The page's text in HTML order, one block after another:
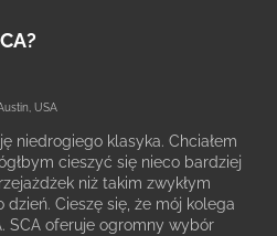
USA
niedrogiego klasyka. Chciałem
cieszyć się nieco bardziej
niż takim zwykłym
Cieszę się, że mój kolega
SCA oferuje ogromny wybór